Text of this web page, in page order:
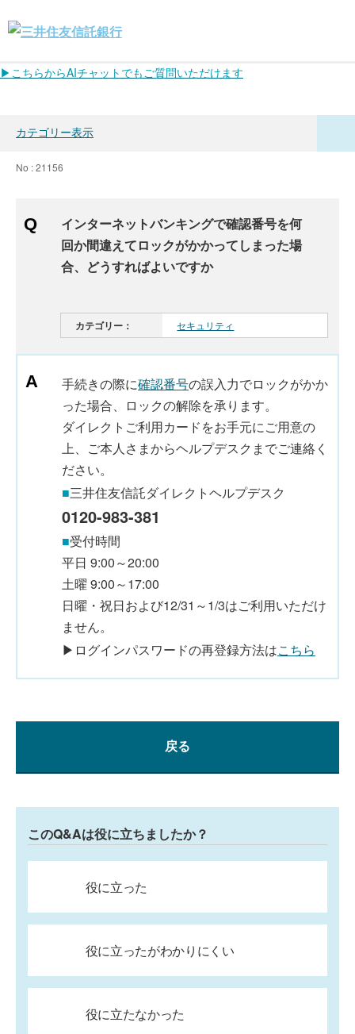
▶こちらからAIチャットでもご質問いただけます
カテゴリー表示
No : 21156
インターネットバンキングで確認番号を何
回か間違えてロックがかかってしまった場
合、どうすればよいですか
カテゴリー： セキュリティ
手続きの際に確認番号の誤入力でロックがかか
った場合、ロックの解除を承ります。
ダイレクトご利用カードをお手元にご用意の
上、ご本人さまからヘルプデスクまでご連絡く
ださい。
■三井住友信託ダイレクトヘルプデスク
0120-983-381
■受付時間
平日 9:00～20:00
土曜 9:00～17:00
日曜・祝日および12/31～1/3はご利用いただけ
ません。
▶ログインパスワードの再登録方法はこちら
戻る
このQ&Aは役に立ちましたか？
役に立った
役に立ったがわかりにくい
役に立たなかった